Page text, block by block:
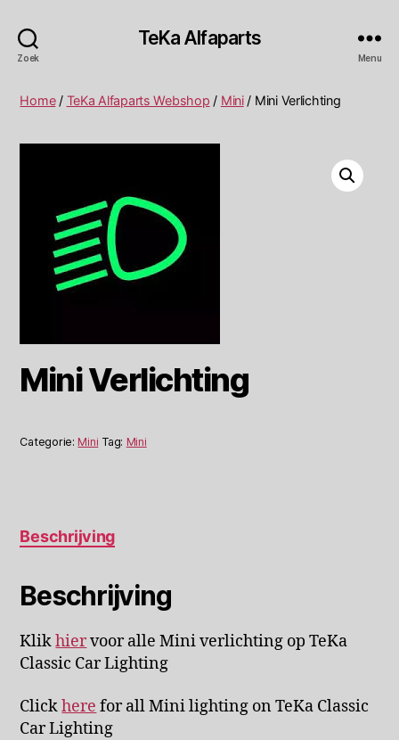
Zoek
TeKa Alfaparts
Menu
Home/ TeKa Alfaparts Webshop / Mini/ Mini Verlichting
Mini Verlichting
Categorie: Mini Tag: Mini
Beschrijving
Beschrijving
Klikhiervoor alle Mini verlichting op TeKa
Classic Car Lighting
Clickhere for all Mini lighting on TeKa Classic
Car Lighting